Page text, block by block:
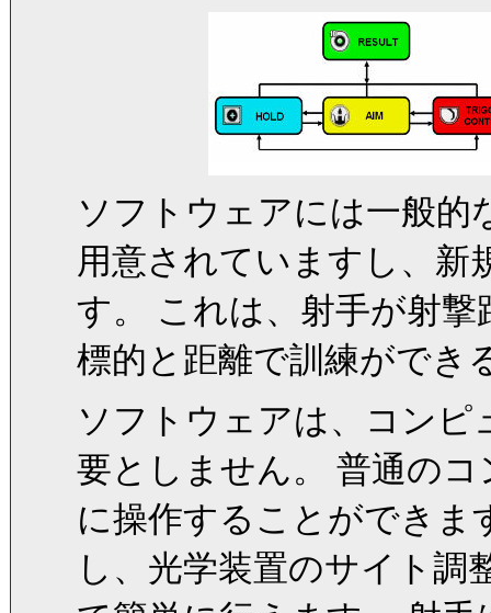
ソフトウェアには一般
用意されていますし、新
す。 これは、射手が射
標的と距離で訓練ができ
ソフトウェアは、コン
要としません。 普通の
に操作することができま
し、光学装置のサイト